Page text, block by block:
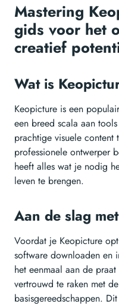
Mastering
gids voor het
creatief
Wat is
Keopicture is een
een breed scala aan
prachtige visuele
professionele ontwerper
heeft alles wat je nodig
leven te brengen.
Aan de slag
Voordat je Keopicture
software downloaden en
het eenmaal aan de
vertrouwd te raken met
basisgereedschappen.